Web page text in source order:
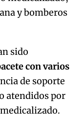
y bomberos
sido
con varios
de soporte
atendidos por